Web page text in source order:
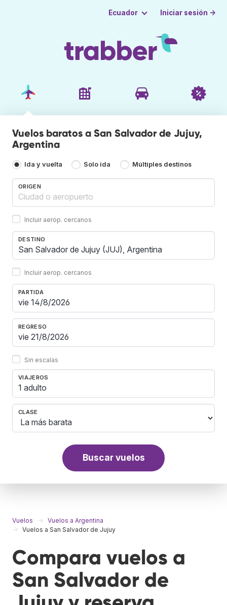
Ecuador Iniciar sesión →
Vuelos baratos a San Salvador de Jujuy,
Argentina
Ida y vuelta Solo ida Múltiples destinos
ORIGEN
Incluir aerop. cercanos
DESTINO
Incluir aerop. cercanos
PARTIDA
REGRESO
Sin escalas
VIAJEROS
1 adulto
CLASE
Buscar vuelos
Vuelos
Vuelos a Argentina
Vuelos a San Salvador de Jujuy
Compara vuelos a
San Salvador de